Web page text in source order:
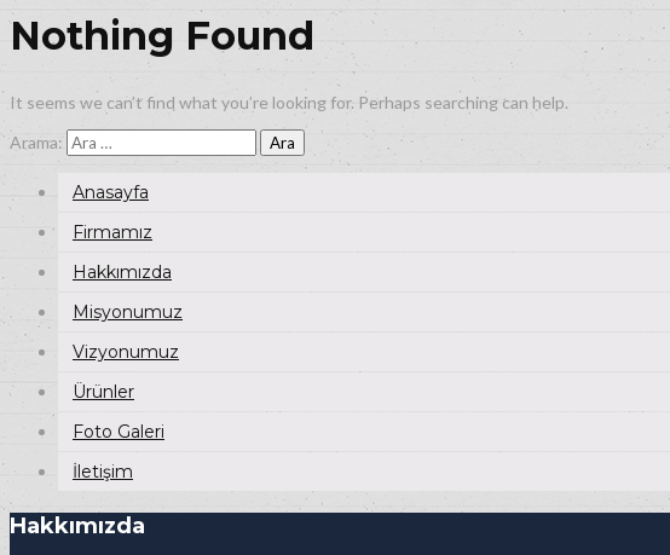
Nothing Found
It seems we can’t find what you’re looking for. Perhaps searching can help.
Arama:
Anasayfa
Firmamız
Hakkımızda
Misyonumuz
Vizyonumuz
Ürünler
Foto Galeri
İletişim
Hakkımızda